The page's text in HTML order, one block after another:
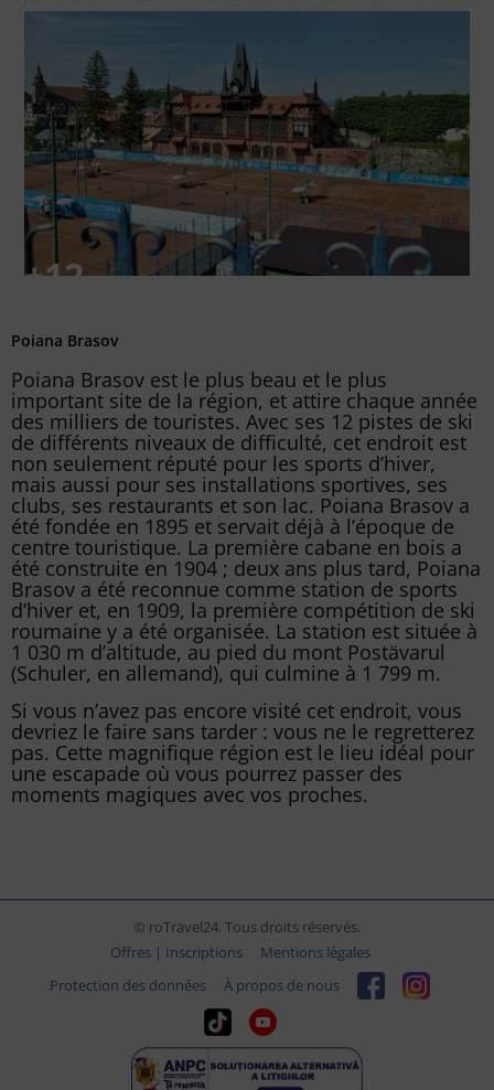
Poiana Brasov
Poiana Brasov est le plus beau et le plus
important site de la région, et attire chaque année
des milliers de touristes. Avec ses 12 pistes de ski
de différents niveaux de difficulté, cet endroit est
non seulement réputé pour les sports d’hiver,
mais aussi pour ses installations sportives, ses
clubs, ses restaurants et son lac. Poiana Brasov a
été fondée en 1895 et servait déjà à l’époque de
centre touristique. La première cabane en bois a
été construite en 1904 ; deux ans plus tard, Poiana
Brasov a été reconnue comme station de sports
d’hiver et, en 1909, la première compétition de ski
roumaine y a été organisée. La station est située à
1 030 m d’altitude, au pied du mont Postävarul
(Schuler, en allemand), qui culmine à 1 799 m.
Si vous n’avez pas encore visité cet endroit, vous
devriez le faire sans tarder : vous ne le regretterez
pas. Cette magnifique région est le lieu idéal pour
une escapade où vous pourrez passer des
moments magiques avec vos proches.
© roTravel24. Tous droits réservés.
Offres | Inscriptions
Mentions légales
Protection des données
À propos de nous